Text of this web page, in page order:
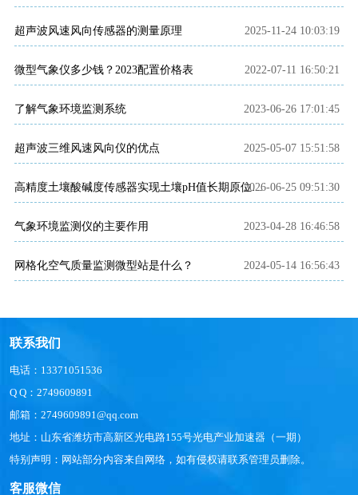
超声波风速风向传感器的测量原理 2025-11-24 10:03:19
微型气象仪多少钱？2023配置价格表 2022-07-11 16:50:21
了解气象环境监测系统 2023-06-26 17:01:45
超声波三维风速风向仪的优点 2025-05-07 15:51:58
高精度土壤酸碱度传感器实现土壤pH值长期原位在线监测
2026-06-25 09:51:30
气象环境监测仪的主要作用 2023-04-28 16:46:58
网格化空气质量监测微型站是什么？ 2024-05-14 16:56:43
联系我们
电话：13371051536
Q Q：2749609891
邮箱：2749609891@qq.com
地址：山东省潍坊市高新区光电路155号光电产业加速器（一期）
特别声明：网站部分内容来自网络，如有侵权请联系管理员删除。
客服微信